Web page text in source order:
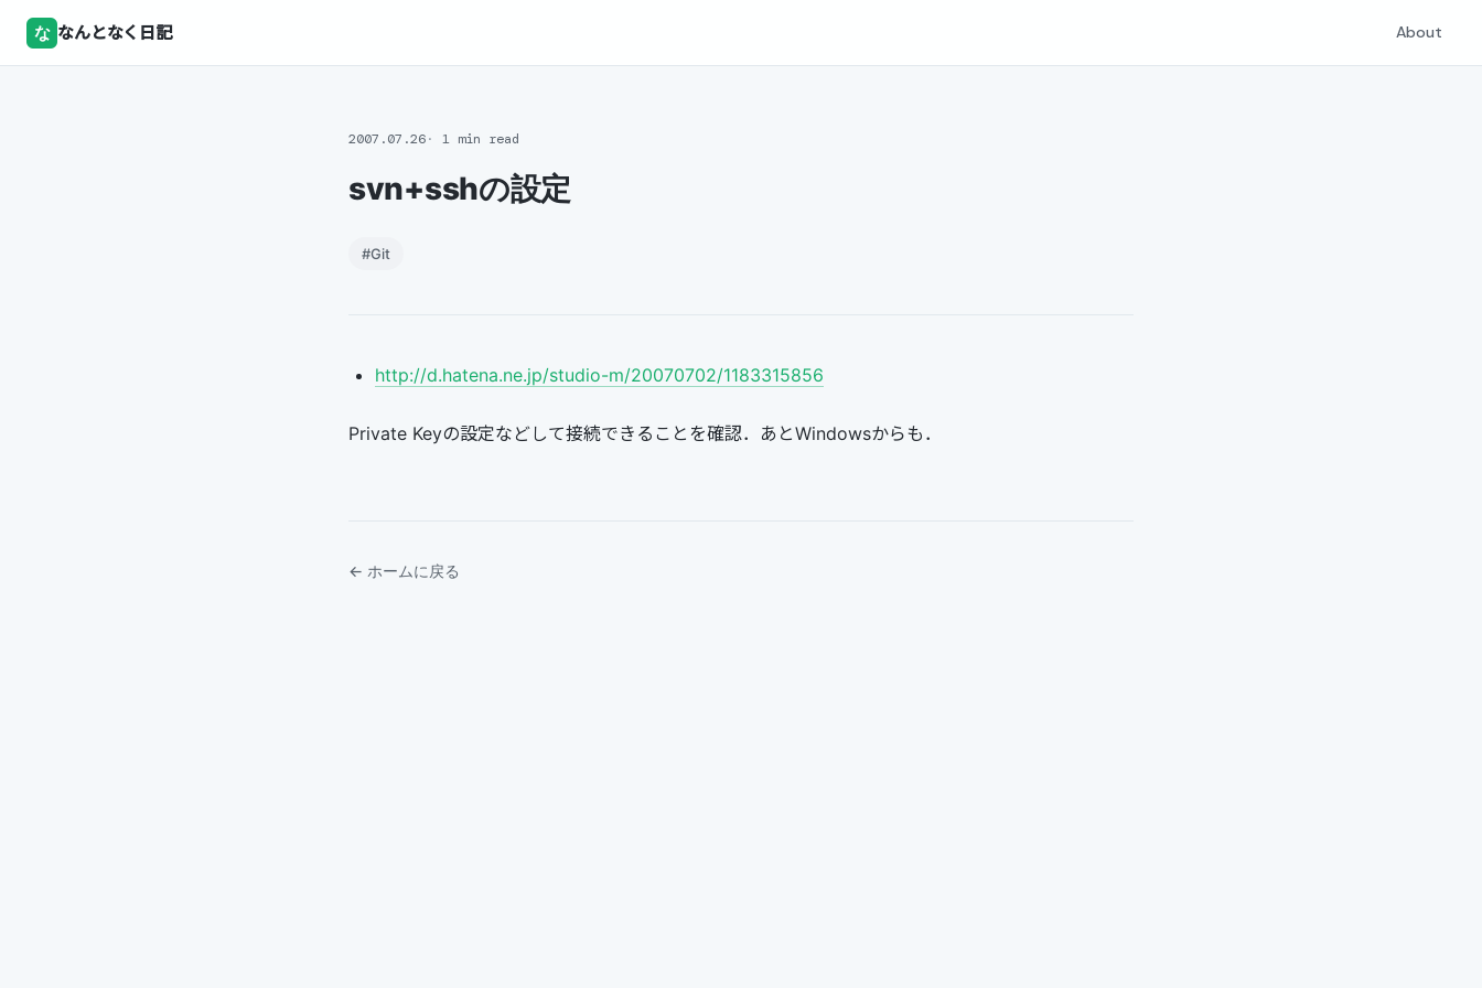
な なんとなく日記 About
2007.07.26 1 min read
svn+sshの設定
#Git
http://d.hatena.ne.jp/studio-m/20070702/1183315856
Private Keyの設定などして接続できることを確認．あとWindowsからも．
← ホームに戻る